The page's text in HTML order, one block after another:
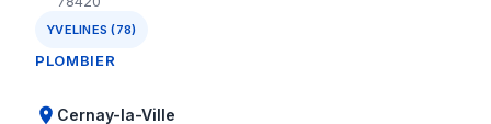
YVELINES (78)
PLOMBIER
Cernay-la-Ville